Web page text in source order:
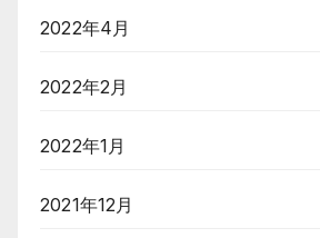
2022年4月
2022年2月
2022年1月
2021年12月